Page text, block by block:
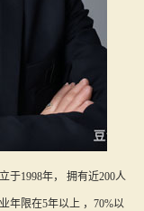
于1998年， 拥有近200人
年限在5年以上 ，70%以